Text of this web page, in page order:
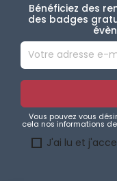
Bénéficiez des
des badges
Vous pouvez vous
cela nos informations
J'ai lu et